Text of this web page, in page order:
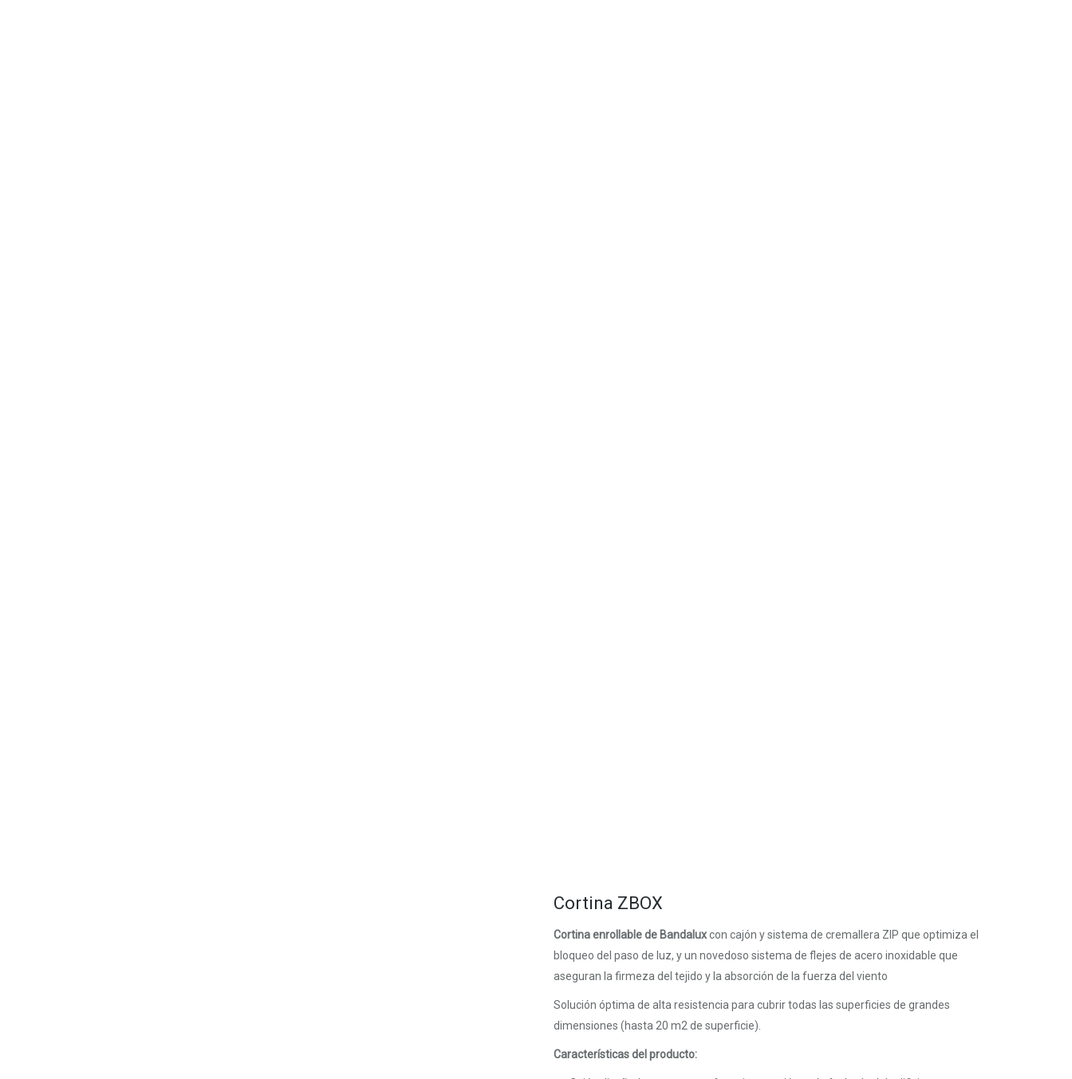
Cortina ZBOX
Cortina enrollable de Bandaluxcon cajón y sistema de cremallera ZIP que optimiza el
bloqueo del paso de luz, y un novedoso sistema de flejes de acero inoxidable que
aseguran la firmeza del tejido y la absorción de la fuerza del viento
Solución óptima de alta resistencia para cubrir todas las superficies de grandes
dimensiones (hasta 20 m2 de superficie).
Características del producto: